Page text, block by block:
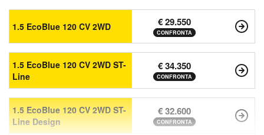
1.5 EcoBlue 120 CV 2WD € 29.550
CONFRONTA
1.5 EcoBlue 120 CV 2WD ST-
Line
€ 34.350
CONFRONTA
1.5 EcoBlue 120 CV 2WD ST-
Line Design
€ 32.600
CONFRONTA